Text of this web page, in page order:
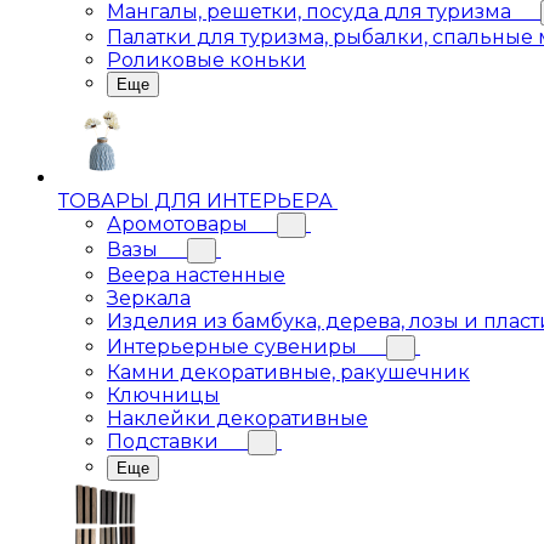
Мангалы, решетки, посуда для туризма
Палатки для туризма, рыбалки,
Роликовые коньки
Еще
ТОВАРЫ ДЛЯ ИНТЕРЬЕРА
Аромотовары
Вазы
Веера настенные
Зеркала
Изделия из бамбука, дерева, лозы и
Интерьерные сувениры
Камни декоративные, ракушечник
Ключницы
Наклейки декоративные
Подставки
Еще